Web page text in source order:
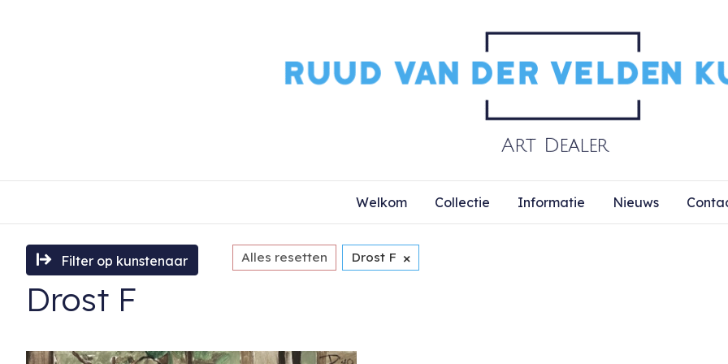
Welkom Collectie Informatie Nieuws
Filter op kunstenaar Alles resetten Drost F ×
Drost F